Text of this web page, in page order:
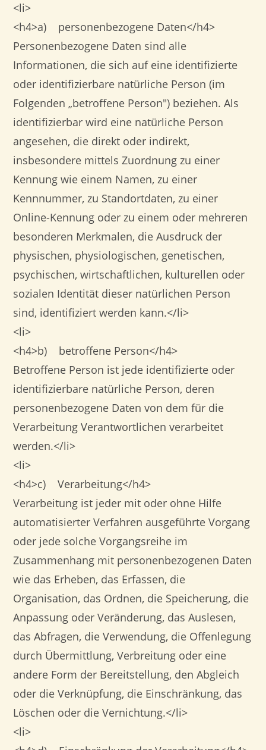
<li>
<h4>a) personenbezogene Daten</h4>
Personenbezogene Daten sind alle
Informationen, die sich auf eine identifizierte
oder identifizierbare natürliche Person (im
Folgenden „betroffene Person") beziehen. Als
identifizierbar wird eine natürliche Person
angesehen, die direkt oder indirekt,
insbesondere mittels Zuordnung zu einer
Kennung wie einem Namen, zu einer
Kennnummer, zu Standortdaten, zu einer
Online-Kennung oder zu einem oder mehreren
besonderen Merkmalen, die Ausdruck der
physischen, physiologischen, genetischen,
psychischen, wirtschaftlichen, kulturellen oder
sozialen Identität dieser natürlichen Person
sind, identifiziert werden kann.</li>
<li>
<h4>b) betroffene Person</h4>
Betroffene Person ist jede identifizierte oder
identifizierbare natürliche Person, deren
personenbezogene Daten von dem für die
Verarbeitung Verantwortlichen verarbeitet
werden.</li>
<li>
<h4>c) Verarbeitung</h4>
Verarbeitung ist jeder mit oder ohne Hilfe
automatisierter Verfahren ausgeführte Vorgang
oder jede solche Vorgangsreihe im
Zusammenhang mit personenbezogenen Daten
wie das Erheben, das Erfassen, die
Organisation, das Ordnen, die Speicherung, die
Anpassung oder Veränderung, das Auslesen,
das Abfragen, die Verwendung, die Offenlegung
durch Übermittlung, Verbreitung oder eine
andere Form der Bereitstellung, den Abgleich
oder die Verknüpfung, die Einschränkung, das
Löschen oder die Vernichtung.</li>
<li>